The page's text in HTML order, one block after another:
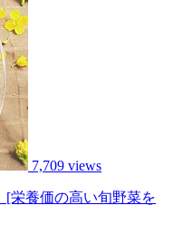
7,709 views
栄養価の高い旬野菜を